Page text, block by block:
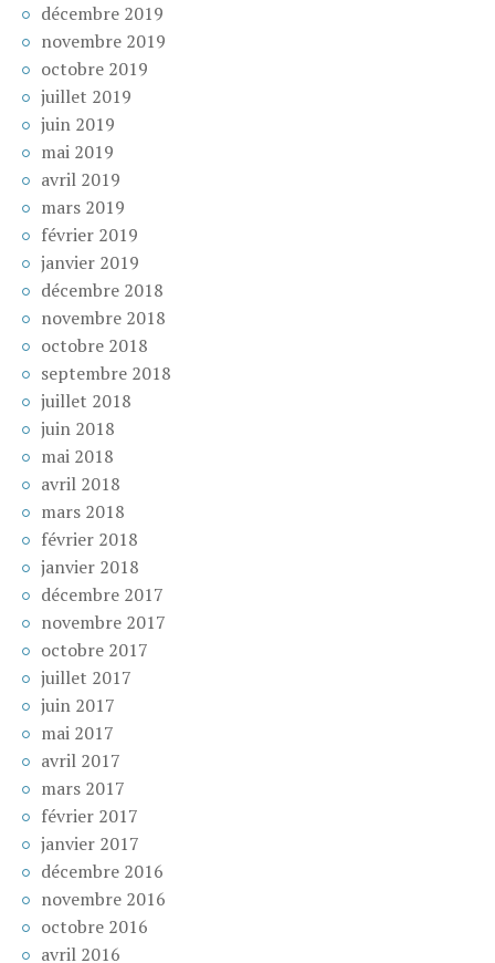
décembre 2019
novembre 2019
octobre 2019
juillet 2019
juin 2019
mai 2019
avril 2019
mars 2019
février 2019
janvier 2019
décembre 2018
novembre 2018
octobre 2018
septembre 2018
juillet 2018
juin 2018
mai 2018
avril 2018
mars 2018
février 2018
janvier 2018
décembre 2017
novembre 2017
octobre 2017
juillet 2017
juin 2017
mai 2017
avril 2017
mars 2017
février 2017
janvier 2017
décembre 2016
novembre 2016
octobre 2016
avril 2016